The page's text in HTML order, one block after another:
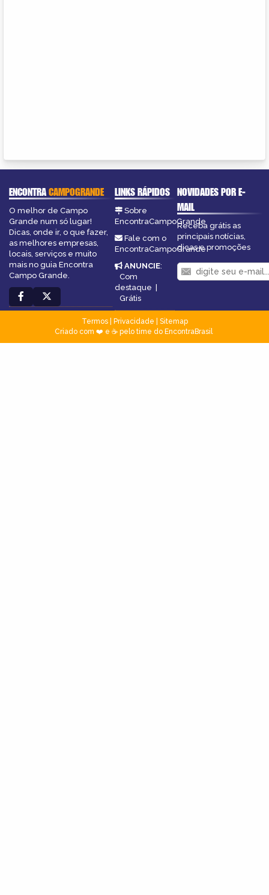
ENCONTRACAMPOGRANDE
O melhor de Campo
Grande num só lugar!
Dicas, onde ir, o que fazer,
as melhores empresas,
locais, serviços e muito
mais no guia Encontra
Campo Grande.
LINKS RÁPIDOS
Sobre
EncontraCampoGrande
Fale com o
EncontraCampoGrande
ANUNCIE:
Com
destaque |
Grátis
NOVIDADES POR E-
MAIL
Receba grátis as
principais notícias,
dicas e promoções
Termos| Privacidade
Sitemap
Criado com ❤️ e ☕ pelo time do EncontraBrasil